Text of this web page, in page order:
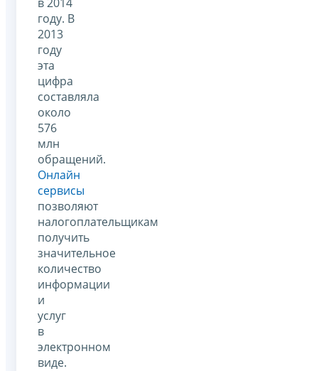
году. В
2013
году
эта
цифра
составляла
около
576
млн
обращений.
Онлайн
сервисы
позволяют
налогоплательщикам
получить
значительное
количество
информации
и
услуг
в
электронном
виде.